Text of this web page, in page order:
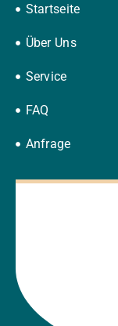
Startseite
Über Uns
Service
FAQ
Anfrage